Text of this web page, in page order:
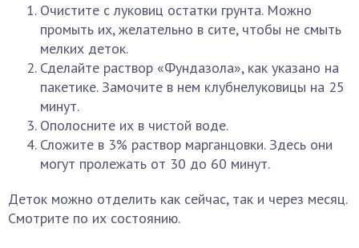
Очистите с луковиц остатки грунта. Можно
промыть их, желательно в сите, чтобы не смыть
мелких деток.
Сделайте раствор «Фундазола», как указано на
пакетике. Замочите в нем клубнелуковицы на 25
минут.
Ополосните их в чистой воде.
Сложите в 3% раствор марганцовки. Здесь они
могут пролежать от 30 до 60 минут.
Деток можно отделить как сейчас, так и через месяц.
Смотрите по их состоянию.